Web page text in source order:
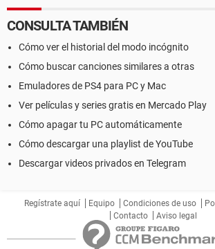
CONSULTA TAMBIÉN
Cómo ver el historial del modo incógnito
Cómo buscar canciones similares a otras
Emuladores de PS4 para PC y Mac
Ver películas y series gratis en Mercado Play
Cómo apagar tu PC automáticamente
Cómo descargar una playlist de YouTube
Descargar videos privados en Telegram
Regístrate aquí Equipo Condiciones de uso
Contacto
Aviso legal